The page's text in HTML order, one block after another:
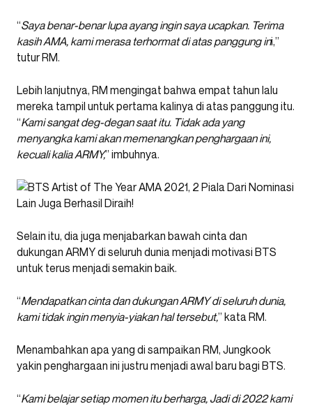
“Saya benar-benar lupa ayang ingin saya ucapkan. Terima
kasih AMA, kami merasa terhormat di atas panggung ini,”
tutur RM.
Lebih lanjutnya, RM mengingat bahwa empat tahun lalu
mereka tampil untuk pertama kalinya di atas panggung itu.
“Kami sangat deg-degan saat itu. Tidak ada yang
menyangka kami akan memenangkan penghargaan ini,
kecuali kalia ARMY,” imbuhnya.
Selain itu, dia juga menjabarkan bawah cinta dan
dukungan ARMY di seluruh dunia menjadi motivasi BTS
untuk terus menjadi semakin baik.
“Mendapatkan cinta dan dukungan ARMY di seluruh dunia,
kami tidak ingin menyia-yiakan hal tersebut,” kata RM.
Menambahkan apa yang di sampaikan RM, Jungkook
yakin penghargaan ini justru menjadi awal baru bagi BTS.
“Kami belajar setiap momen itu berharga, Jadi di 2022 kami